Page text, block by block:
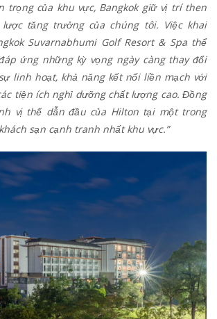
trọng của khu vực, Bangkok giữ vị trí then
tăng trưởng của chúng tôi. Việc khai
Suvarnabhumi Golf Resort & Spa thể
ứng những kỳ vọng ngày càng thay đổi
linh hoạt, khả năng kết nối liền mạch với
tiện ích nghỉ dưỡng chất lượng cao. Đồng
vị thế dẫn đầu của Hilton tại một trong
sạn cạnh tranh nhất khu vực.”